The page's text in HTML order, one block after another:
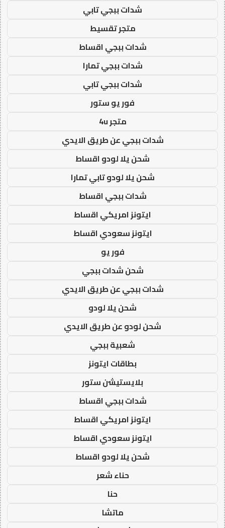
شدات ببجي تابي
متجر تقسيط
شدات ببجي اقساط
شدات ببجي تمارا
شدات ببجي تابي
فور يو ستور
متجر 4u
شدات ببجي عن طريق الايدي
شحن يلا لودو اقساط
شحن يلا لودو تابي تمارا
شدات ببجي اقساط
ايتونز امريكي اقساط
ايتونز سعودي اقساط
فور يو
شحن شدات ببجي
شدات ببجي عن طريق الايدي
شحن يلا لودو
شحن لودو عن طريق الايدي
شعبية ببجي
بطاقات ايتونز
بلايستيشن ستور
شدات ببجي اقساط
ايتونز امريكي اقساط
ايتونز سعودي اقساط
شحن يلا لودو اقساط
حناء شعر
حنا
ماتشا